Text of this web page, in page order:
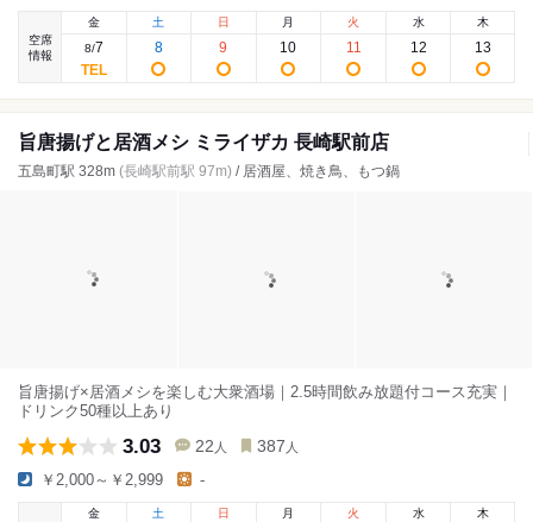
空席
情報
金
8/7
土
8
日
9
月
10
火
11
水
12
木
13
旨唐揚げと居酒メシ ミライザカ 長崎駅前店
五島町駅 328m (長崎駅前駅 97m) / 居酒屋、焼き鳥、もつ鍋
旨唐揚げ×居酒メシを楽しむ大衆酒場｜2.5時間飲み放題付コース充実｜
ドリンク50種以上あり
3.03 22 人 387 人
￥2,000～￥2,999 -
金
土 日 月 火 水 木